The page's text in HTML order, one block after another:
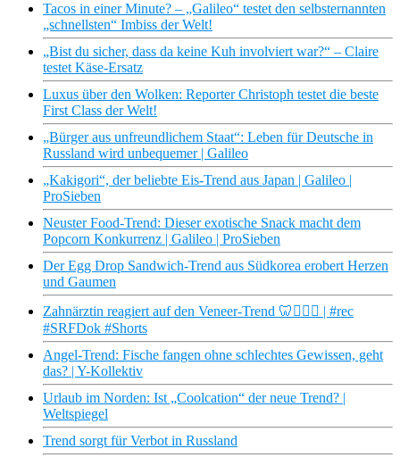
Tacos in einer Minute? – „Galileo“ testet den selbsternannten
„schnellsten“ Imbiss der Welt!
„Bist du sicher, dass da keine Kuh involviert war?“ – Claire
testet Käse-Ersatz
Luxus über den Wolken: Reporter Christoph testet die beste
First Class der Welt!
„Bürger aus unfreundlichem Staat“: Leben für Deutsche in
Russland wird unbequemer | Galileo
„Kakigori“, der beliebte Eis-Trend aus Japan | Galileo |
ProSieben
Neuster Food-Trend: Dieser exotische Snack macht dem
Popcorn Konkurrenz | Galileo | ProSieben
Der Egg Drop Sandwich-Trend aus Südkorea erobert Herzen
und Gaumen
Zahnärztin reagiert auf den Veneer-Trend 🦷👩🏼‍⚕️ | #rec
#SRFDok #Shorts
Angel-Trend: Fische fangen ohne schlechtes Gewissen, geht
das? | Y-Kollektiv
Urlaub im Norden: Ist „Coolcation“ der neue Trend? |
Weltspiegel
Trend sorgt für Verbot in Russland